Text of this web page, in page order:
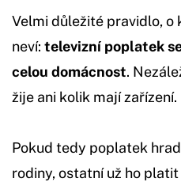
Velmi důležité pravidlo,
neví: televizní poplatek
celou domácnost.
žije ani kolik mají zařízení.
Pokud tedy poplatek
rodiny, ostatní už ho